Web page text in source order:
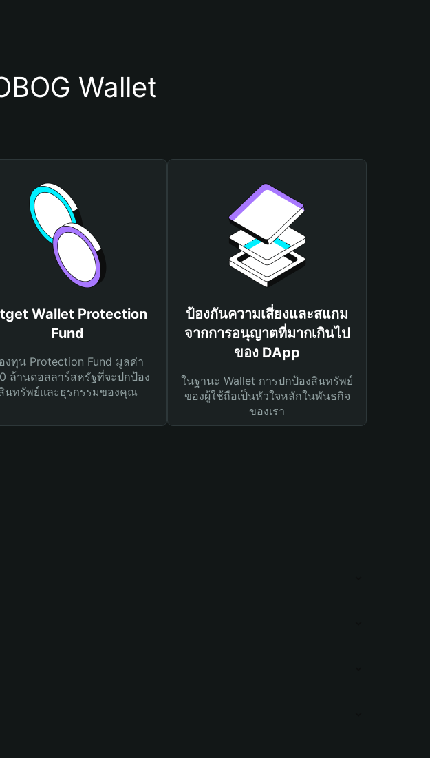
Wallet
Wallet Protection
Fund
งทุน Protection Fund มูลค่า
ล้านดอลลาร์สหรัฐที่จะปกป้อง
นทรัพย์และธุรกรรมของคุณ
ป้องกันความเสี่ยงและสแกม
จากการอนุญาตที่มากเกินไป
ของ DApp
ในฐานะ Wallet การปกป้องสินทรัพย์
ของผู้ใช้ถือเป็นหัวใจหลักในพันธกิจ
ของเรา